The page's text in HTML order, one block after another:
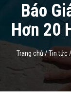
Báo
Hơn 20
Trang chủ/Tin tức/